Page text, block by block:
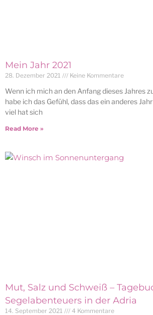
Mein Jahr 2021
28. Dezember 2021 Keine Kommentare
Wenn ich mich an den Anfang dieses Jahres
habe ich das Gefühl, dass das ein anderes
viel hat sich
Read More »
Mut, Salz und Schweiß –
Segelabenteuers in der Adria
14. September 2021 4 Kommentare